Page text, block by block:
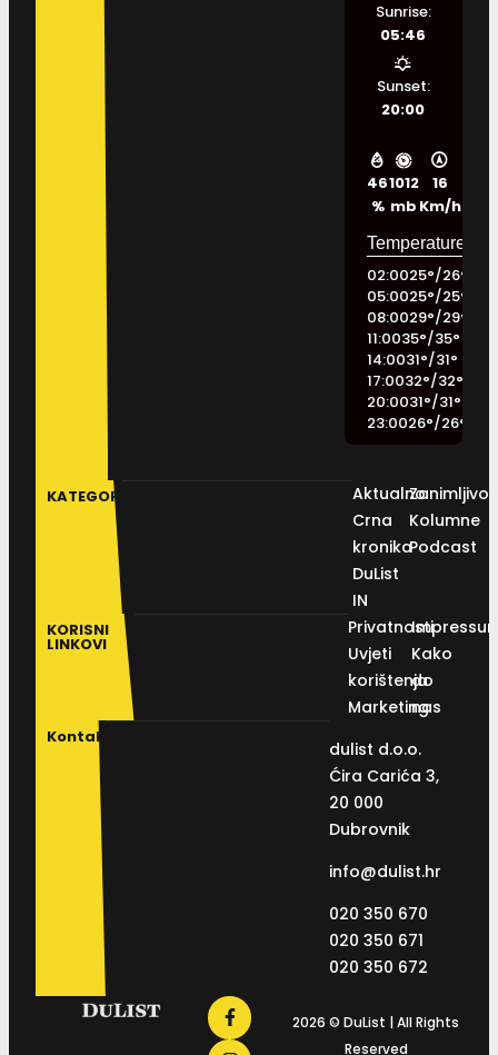
46
%
1012
mb
16
Km/h
Sunrise:
05:46
Sunset:
20:00
02:0025°/26°
05:0025°/25°
08:0029°/29°
11:0035°/35°
14:0031°/31°
17:0032°/32°
20:0031°/31°
23:0026°/26°
KATEGORIJE
Aktualno
Crna
kronika
DuList
IN
Kolumne
Podcast
KORISNI
LINKOVI
Privatnosti
Uvjeti
korištenja
Marketing
Kako
do
nas
Kontakt
dulist d.o.o.
Ćira Carića 3,
20 000
Dubrovnik
info@dulist.hr
020 350 670
020 350 671
020 350 672
2026 © DuList | All Rights
Reserved